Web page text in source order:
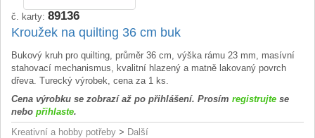
č. karty: 89136
Kroužek na quilting 36 cm buk
Bukový kruh pro quilting, průměr 36 cm, výška rámu 23 mm, masívní
stahovací mechanismus, kvalitní hlazený a matně lakovaný povrch
dřeva. Turecký výrobek, cena za 1 ks.
Cena výrobku se zobrazí až po přihlášení. Prosím registrujte se
nebo přihlaste.
Kreativní a hobby potřeby > Další